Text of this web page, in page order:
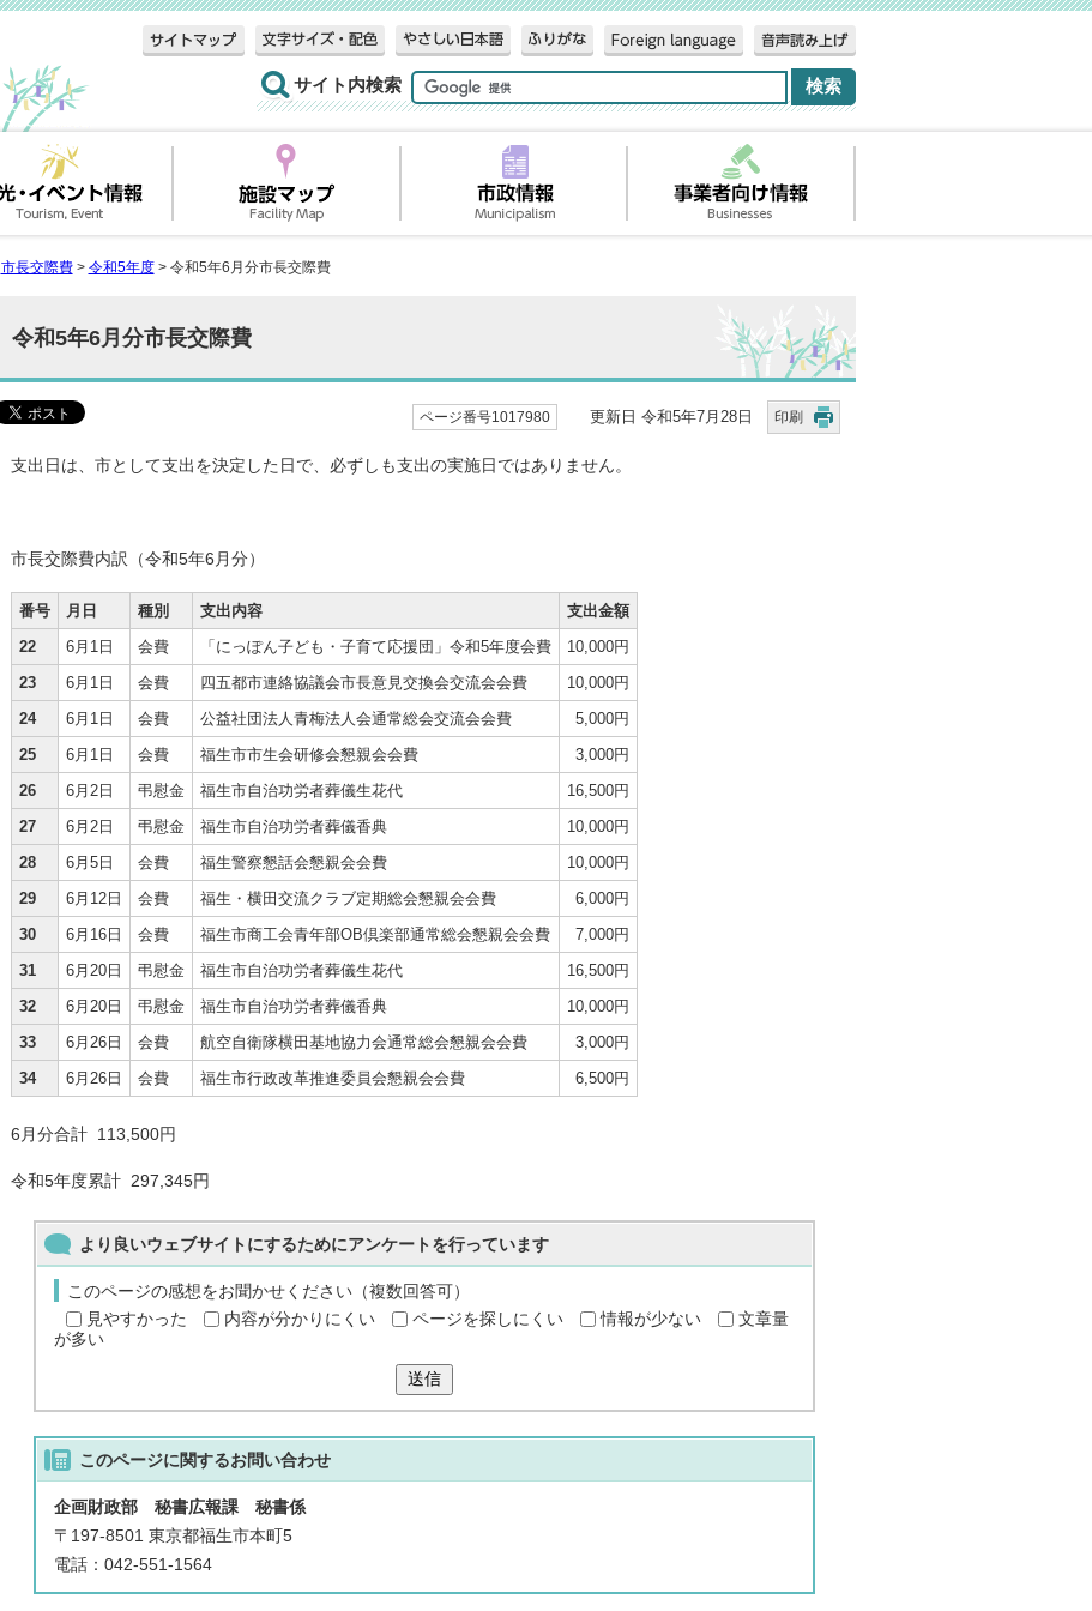
サイト内検索
市長交際費> 令和5年度> 令和5年6月分市長交際費
令和5年6月分市長交際費
ページ番号1017980 更新日 令和5年7月28日 印刷
支出日は、市として支出を決定した日で、必ずしも支出の実施日ではありません。
市長交際費内訳（令和5年6月分）
番号 月日 種別 支出内容
支出金額
22
6月1日 会費 「にっぽん子ども・子育て応援団」令和5年度会費
10,000円
23
6月1日 会費 四五都市連絡協議会市長意見交換会交流会会費
10,000円
24
6月1日 会費 公益社団法人青梅法人会通常総会交流会会費
5,000円
25
6月1日 会費 福生市市生会研修会懇親会会費
3,000円
26
6月2日 弔慰金 福生市自治功労者葬儀生花代
16,500円
27
6月2日 弔慰金 福生市自治功労者葬儀香典
10,000円
28
6月5日 会費 福生警察懇話会懇親会会費
10,000円
29
6月12日 会費 福生・横田交流クラブ定期総会懇親会会費
6,000円
30
6月16日 会費 福生市商工会青年部OB倶楽部通常総会懇親会会費
7,000円
31
6月20日 弔慰金 福生市自治功労者葬儀生花代
16,500円
32
6月20日 弔慰金 福生市自治功労者葬儀香典
10,000円
33
6月26日 会費 航空自衛隊横田基地協力会通常総会懇親会会費
3,000円
34
6月26日 会費 福生市行政改革推進委員会懇親会会費 6,500円
6月分合計 113,500円
令和5年度累計 297,345円
より良いウェブサイトにするためにアンケートを行っています
このページの感想をお聞かせください（複数回答可）
見やすかった
内容が分かりにくい ページを探しにくい 情報が少ない
文章量
が多い
送信
このページに関するお問い合わせ
企画財政部 秘書広報課 秘書係
〒197-8501 東京都福生市本町5
電話：042-551-1564